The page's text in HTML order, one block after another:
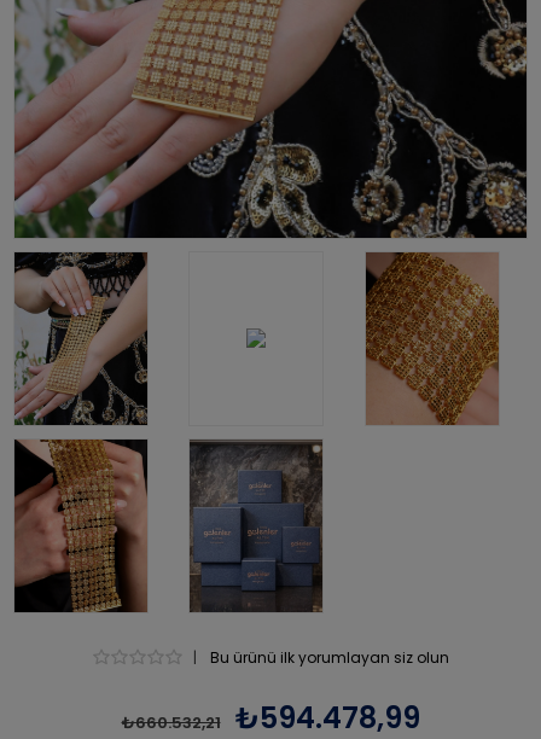
| Bu ürünü ilk yorumlayan siz olun
₺660.532,21 ₺594.478,99